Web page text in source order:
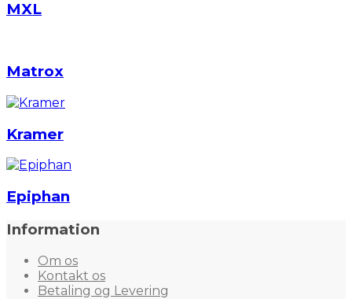
MXL
Matrox
Kramer
Epiphan
Information
Om os
Kontakt os
Betaling og Levering